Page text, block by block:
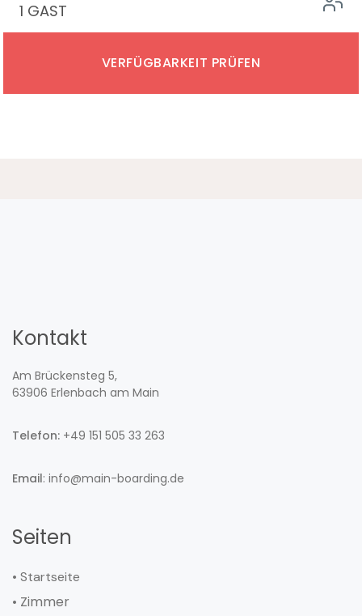
1 GAST
VERFÜGBARKEIT PRÜFEN
Kontakt
Am Brückensteg 5,
63906 Erlenbach am Main
Telefon: +49 151 505 33 263
Email: info@main-boarding.de
Seiten
• Startseite
• Zimmer